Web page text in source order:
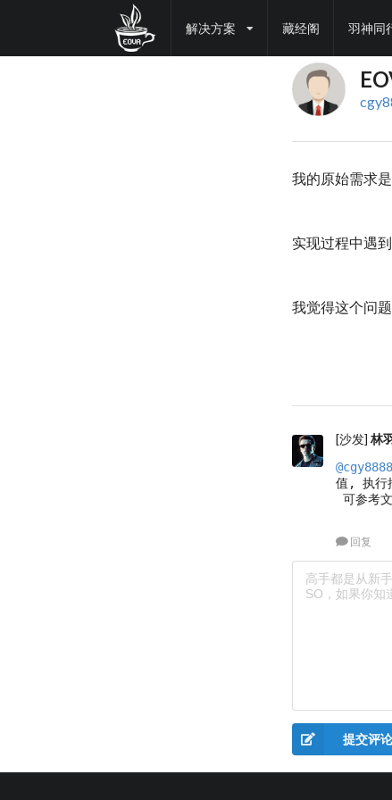
解决方案 藏经阁 羽神同
我的原始需求
实现过程中遇
我觉得这个问
[沙发] 林
值, 执行
可参考
回复
提交评论